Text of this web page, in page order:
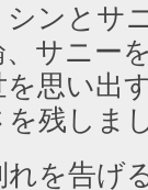
ンとサ
サニー
思い出
残しま
を告げ